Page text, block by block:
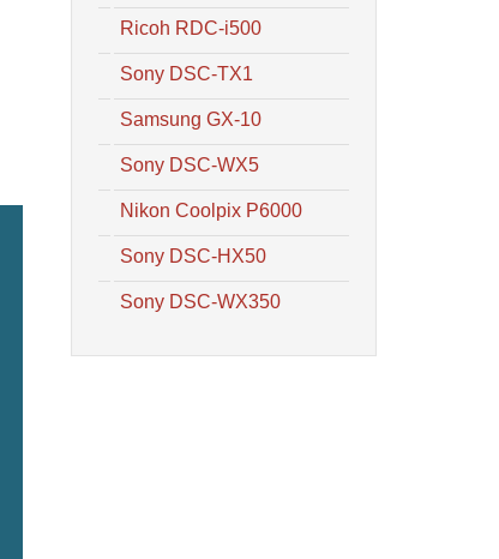
Ricoh RDC-i500
Sony DSC-TX1
Samsung GX-10
Sony DSC-WX5
Nikon Coolpix P6000
Sony DSC-HX50
Sony DSC-WX350